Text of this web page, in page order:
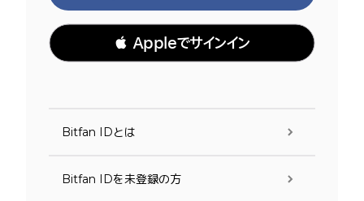
 Appleでサインイン
Bitfan IDとは
Bitfan IDを未登録の方